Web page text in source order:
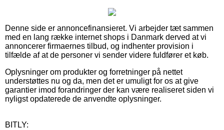
Denne side er annoncefinansieret. Vi arbejder tæt sammen
med en lang række internet shops i Danmark derved at vi
annoncerer firmaernes tilbud, og indhenter provision i
tilfælde af at de personer vi sender videre fuldfører et køb.
Oplysninger om produkter og forretninger på nettet
understøttes nu og da, men det er umuligt for os at give
garantier imod forandringer der kan være realiseret siden vi
nyligst opdaterede de anvendte oplysninger.
BITLY: